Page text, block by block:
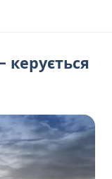
керується